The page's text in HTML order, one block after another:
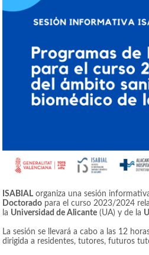
ISABIAL organiza una sesión
Doctorado para el curso 2023/2024
la Universidad de Alicante (UA) y de la
La sesión se llevará a cabo a las 12
dirigida a residentes, tutores, futuros